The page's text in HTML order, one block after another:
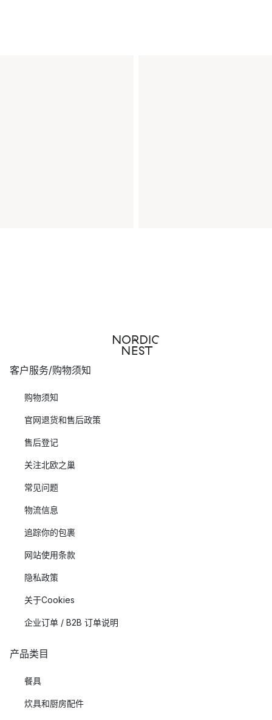
客户服务/购物须知
购物须知
官网退货和售后政策
售后登记
关注北欧之巢
常见问题
物流信息
追踪你的包裹
网站使用条款
隐私政策
关于Cookies
企业订单 / B2B 订单说明
产品类目
餐具
炊具和厨房配件